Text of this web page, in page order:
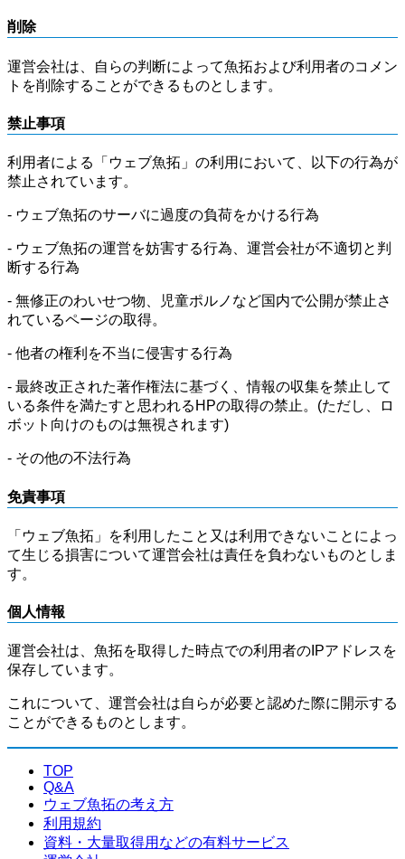
削除
運営会社は、自らの判断によって魚拓および利用者のコメン
トを削除することができるものとします。
禁止事項
利用者による「ウェブ魚拓」の利用において、以下の行為が
禁止されています。
- ウェブ魚拓のサーバに過度の負荷をかける行為
- ウェブ魚拓の運営を妨害する行為、運営会社が不適切と判
断する行為
- 無修正のわいせつ物、児童ポルノなど国内で公開が禁止さ
れているページの取得。
- 他者の権利を不当に侵害する行為
- 最終改正された著作権法に基づく、情報の収集を禁止して
いる条件を満たすと思われるHPの取得の禁止。(ただし、ロ
ボット向けのものは無視されます)
- その他の不法行為
免責事項
「ウェブ魚拓」を利用したこと又は利用できないことによっ
て生じる損害について運営会社は責任を負わないものとしま
す。
個人情報
運営会社は、魚拓を取得した時点での利用者のIPアドレスを
保存しています。
これについて、運営会社は自らが必要と認めた際に開示する
ことができるものとします。
TOP
Q&A
ウェブ魚拓の考え方
利用規約
資料・大量取得用などの有料サービス